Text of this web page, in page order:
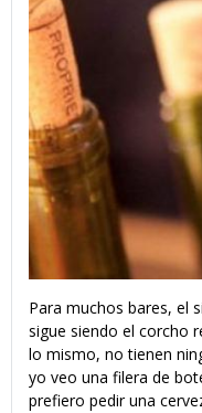
Para muchos bares, el
sigue siendo el corcho
lo mismo, no tienen
yo veo una filera de
prefiero pedir una